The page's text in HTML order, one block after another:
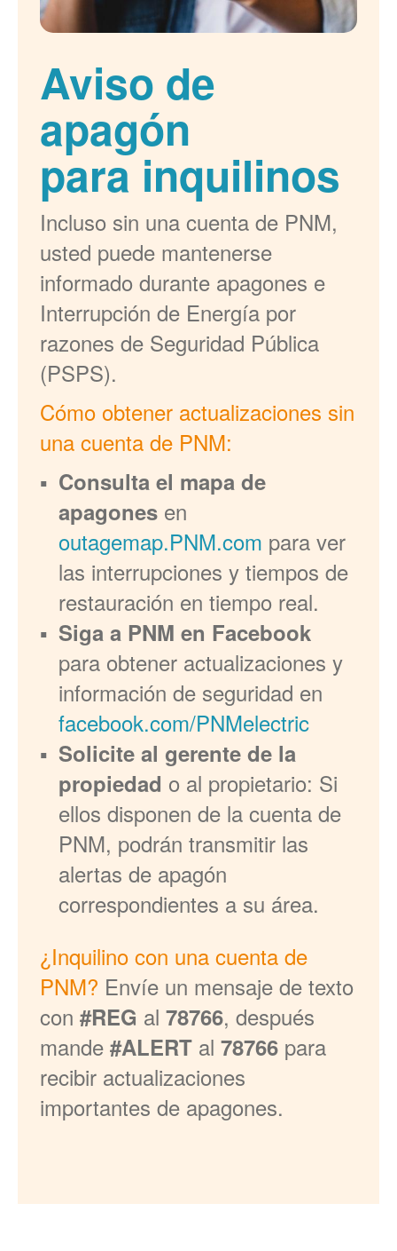
Aviso de
apagón
para inquilinos
Incluso sin una cuenta de PNM,
usted puede mantenerse
informado durante apagones e
Interrupción de Energía por
razones de Seguridad Pública
(PSPS).
Cómo obtener actualizaciones sin
una cuenta de PNM:
Consulta el mapa de
apagones en
outagemap.PNM.com para ver
las interrupciones y tiempos de
restauración en tiempo real.
Siga a PNM en Facebook
para obtener actualizaciones y
información de seguridad en
facebook.com/PNMelectric
Solicite al gerente de la
propiedad o al propietario: Si
ellos disponen de la cuenta de
PNM, podrán transmitir las
alertas de apagón
correspondientes a su área.
¿Inquilino con una cuenta de
PNM? Envíe un mensaje de texto
con #REG al 78766, después
mande #ALERT al 78766 para
recibir actualizaciones
importantes de apagones.